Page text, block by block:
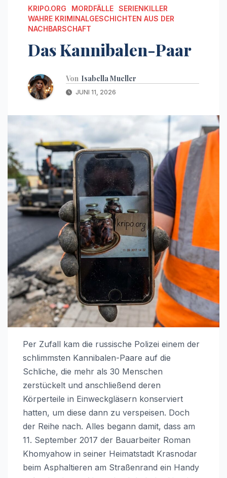
KRIPO.ORG MORDFÄLLE SERIENKILLER
WAHRE KRIMINALGESCHICHTEN AUS DER
NACHBARSCHAFT
Das Kannibalen-Paar
Von Isabella Mueller
JUNI 11, 2026
Per Zufall kam die russische Polizei einem der
schlimmsten Kannibalen-Paare auf die
Schliche, die mehr als 30 Menschen
zerstückelt und anschließend deren
Körperteile in Einweckgläsern konserviert
hatten, um diese dann zu verspeisen. Doch
der Reihe nach. Alles begann damit, dass am
11. September 2017 der Bauarbeiter Roman
Khomyahow in seiner Heimatstadt Krasnodar
beim Asphaltieren am Straßenrand ein Handy